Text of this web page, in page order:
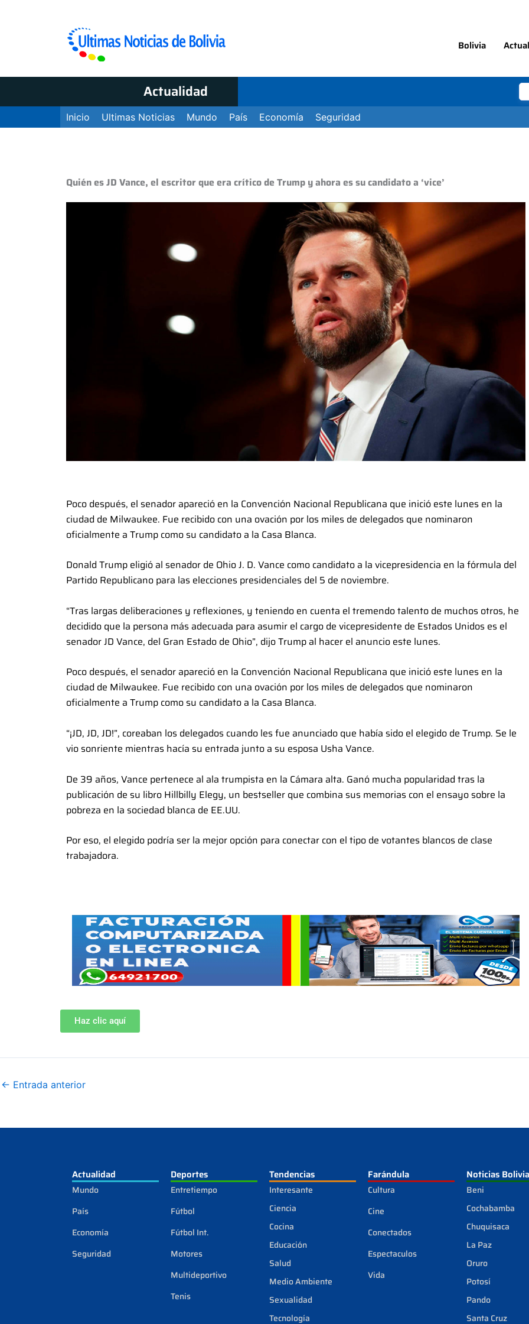
Bolivia
Actualidad
Inicio Ultimas Noticias Mundo País Economía Seguridad
Quién es JD Vance, el escritor que era crítico de Trump y ahora es su candidato a ‘vice’
Poco después, el senador apareció en la Convención Nacional Republicana que inició este lunes en la
ciudad de Milwaukee. Fue recibido con una ovación por los miles de delegados que nominaron
oficialmente a Trump como su candidato a la Casa Blanca.
Donald Trump eligió al senador de Ohio J. D. Vance como candidato a la vicepresidencia en la fórmula del
Partido Republicano para las elecciones presidenciales del 5 de noviembre.
“Tras largas deliberaciones y reflexiones, y teniendo en cuenta el tremendo talento de muchos otros, he
decidido que la persona más adecuada para asumir el cargo de vicepresidente de Estados Unidos es el
senador JD Vance, del Gran Estado de Ohio”, dijo Trump al hacer el anuncio este lunes.
Poco después, el senador apareció en la Convención Nacional Republicana que inició este lunes en la
ciudad de Milwaukee. Fue recibido con una ovación por los miles de delegados que nominaron
oficialmente a Trump como su candidato a la Casa Blanca.
“¡JD, JD, JD!”, coreaban los delegados cuando les fue anunciado que había sido el elegido de Trump. Se le
vio sonriente mientras hacía su entrada junto a su esposa Usha Vance.
De 39 años, Vance pertenece al ala trumpista en la Cámara alta. Ganó mucha popularidad tras la
publicación de su libro Hillbilly Elegy, un bestseller que combina sus memorias con el ensayo sobre la
pobreza en la sociedad blanca de EE.UU.
Por eso, el elegido podría ser la mejor opción para conectar con el tipo de votantes blancos de clase
trabajadora.
Haz clic aquí
← Entrada anterior
Actualidad
Mundo
País
Economía
Seguridad
Deportes
Entretiempo
Fútbol
Fútbol Int.
Motores
Multideportivo
Tenis
Tendencias
Interesante
Ciencia
Cocina
Educación
Salud
Medio Ambiente
Sexualidad
Tecnología
Farándula
Cultura
Cine
Conectados
Espectaculos
Vida
Noticias Bolivia
Beni
Cochabamba
Chuquisaca
La Paz
Oruro
Potosí
Pando
Santa Cruz